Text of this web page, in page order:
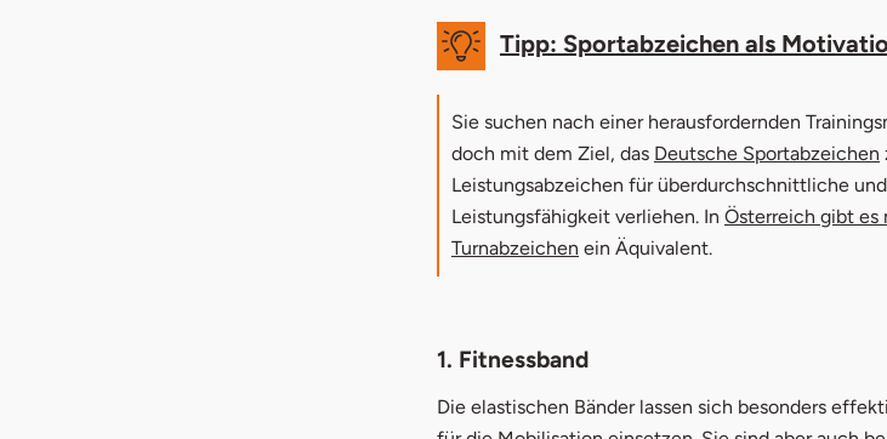
Tipp: Sportabzeichen als
Sie suchen nach einer herausfordernden
doch mit dem Ziel, das Deutsche Sportabzeichen
Leistungsabzeichen für überdurchschnittliche
Leistungsfähigkeit verliehen. In Österreich gibt
Turnabzeichen ein Äquivalent.
1. Fitnessband
Die elastischen Bänder lassen sich besonders